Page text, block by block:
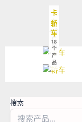
卡
车
4 个
产
品
轿
车
18
个
产
品
搜索